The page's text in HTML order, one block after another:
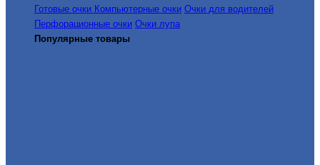
Готовые очки Компьютерные очки Очки для водителей
Перфорационные очки Очки лупа
Популярные товары